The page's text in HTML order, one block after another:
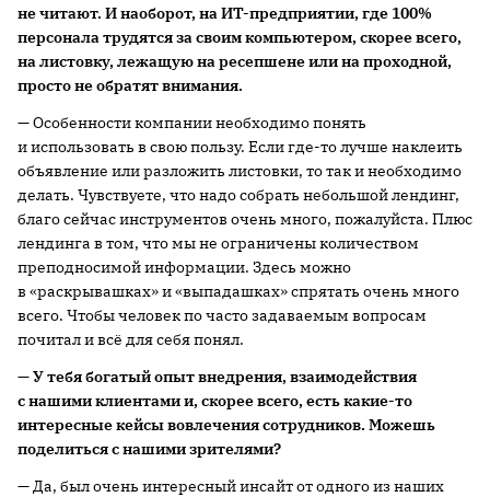
не читают. И наоборот, на ИТ-предприятии, где 100%
персонала трудятся за своим компьютером, скорее всего,
на листовку, лежащую на ресепшене или на проходной,
просто не обратят внимания.
— Особенности компании необходимо понять
и использовать в свою пользу. Если где-то лучше наклеить
объявление или разложить листовки, то так и необходимо
делать. Чувствуете, что надо собрать небольшой лендинг,
благо сейчас инструментов очень много, пожалуйста. Плюс
лендинга в том, что мы не ограничены количеством
преподносимой информации. Здесь можно
в «раскрывашках» и «выпадашках» спрятать очень много
всего. Чтобы человек по часто задаваемым вопросам
почитал и всё для себя понял.
— У тебя богатый опыт внедрения, взаимодействия
с нашими клиентамии, скорее всего, есть какие-то
интересные кейсы вовлечения сотрудников. Можешь
поделиться с нашими зрителями?
— Да, был очень интересный инсайт от одного из наших